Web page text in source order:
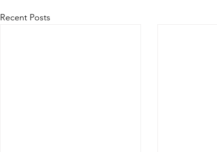
Recent Posts